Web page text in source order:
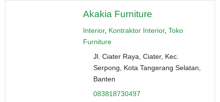
Akakia Furniture
Interior, Kontraktor Interior, Toko
Furniture
Jl. Ciater Raya, Ciater, Kec.
Serpong, Kota Tangerang Selatan,
Banten
083818730497